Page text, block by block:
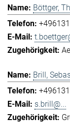
Böttger,
Brill,
s.brill@...